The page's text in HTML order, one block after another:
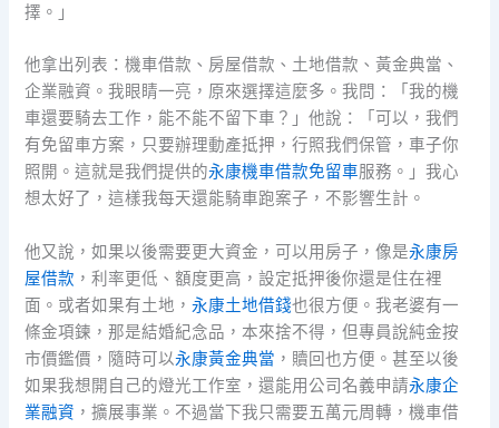
擇。」
他拿出列表：機車借款、房屋借款、土地借款、黃金典當、
企業融資。我眼睛一亮，原來選擇這麼多。我問：「我的機
車還要騎去工作，能不能不留下車？」他說：「可以，我們
有免留車方案，只要辦理動產抵押，行照我們保管，車子你
照開。這就是我們提供的永康機車借款免留車服務。」我心
想太好了，這樣我每天還能騎車跑案子，不影響生計。
他又說，如果以後需要更大資金，可以用房子，像是永康房
屋借款 ，利率更低、額度更高，設定抵押後你還是住在裡
面。或者如果有土地，永康土地借錢也很方便。我老婆有一
條金項鍊，那是結婚紀念品，本來捨不得，但專員說純金按
市價鑑價，隨時可以永康黃金典當 ，贖回也方便。甚至以後
如果我想開自己的燈光工作室，還能用公司名義申請永康企
業融資 ，擴展事業。不過當下我只需要五萬元周轉，機車借